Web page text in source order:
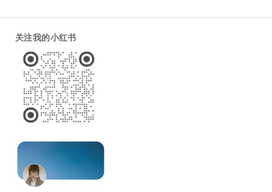
关注我的小红书